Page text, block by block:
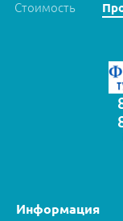
Стоимость
Информация